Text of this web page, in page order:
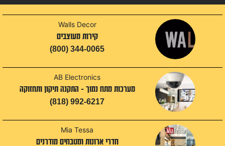
Walls Decor
קירות מעוצבים
(800) 344-0065
AB Electronics
מערכות מתח נמוך - התקנה תיקון ותחזוקה
(818) 992-6217
Mia Tessa
חדרי ארונות ומטבחים מודרנים